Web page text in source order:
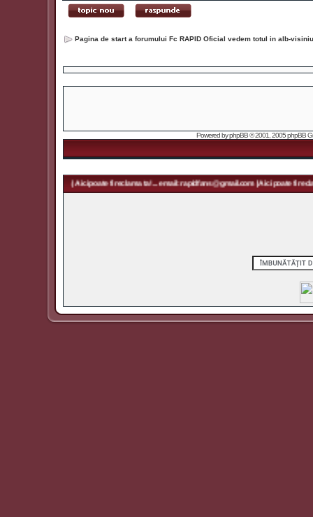
Pagina de start a forumului Fc RAPID Oficial vedem totul in alb-
Powered byphpBB© 2001, 2005 phpBB
| Aici poate fi reclama ta! ... email: rapidfans@gmail.com | Aici poate fi reclama